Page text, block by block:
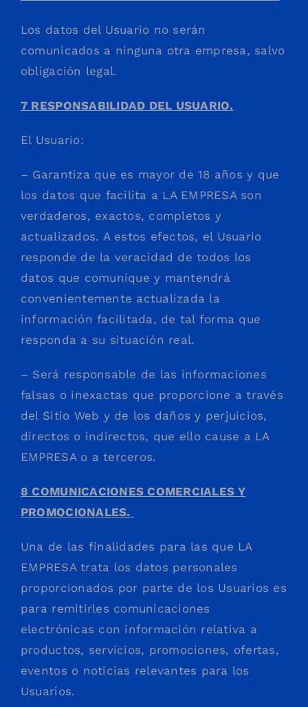
Los datos del Usuario no serán
comunicados a ninguna otra empresa, salvo
obligación legal.
7 RESPONSABILIDAD DEL USUARIO.
El Usuario:
– Garantiza que es mayor de 18 años y que
los datos que facilita a LA EMPRESA son
verdaderos, exactos, completos y
actualizados. A estos efectos, el Usuario
responde de la veracidad de todos los
datos que comunique y mantendrá
convenientemente actualizada la
información facilitada, de tal forma que
responda a su situación real.
– Será responsable de las informaciones
falsas o inexactas que proporcione a través
del Sitio Web y de los daños y perjuicios,
directos o indirectos, que ello cause a LA
EMPRESA o a terceros.
8 COMUNICACIONES COMERCIALES Y
PROMOCIONALES.
Una de las finalidades para las que LA
EMPRESA trata los datos personales
proporcionados por parte de los Usuarios es
para remitirles comunicaciones
electrónicas con información relativa a
productos, servicios, promociones, ofertas,
eventos o noticias relevantes para los
Usuarios.